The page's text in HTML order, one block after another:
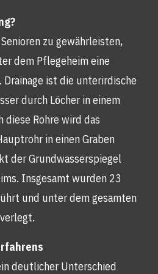
zu gewährleisten,
dem Pflegeheim eine
Drainage ist die unterirdische
durch Löcher in einem
diese Rohre wird das
in einen Graben
der Grundwasserspiegel
Insgesamt wurden 23
und unter dem gesamten
deutlicher Unterschied